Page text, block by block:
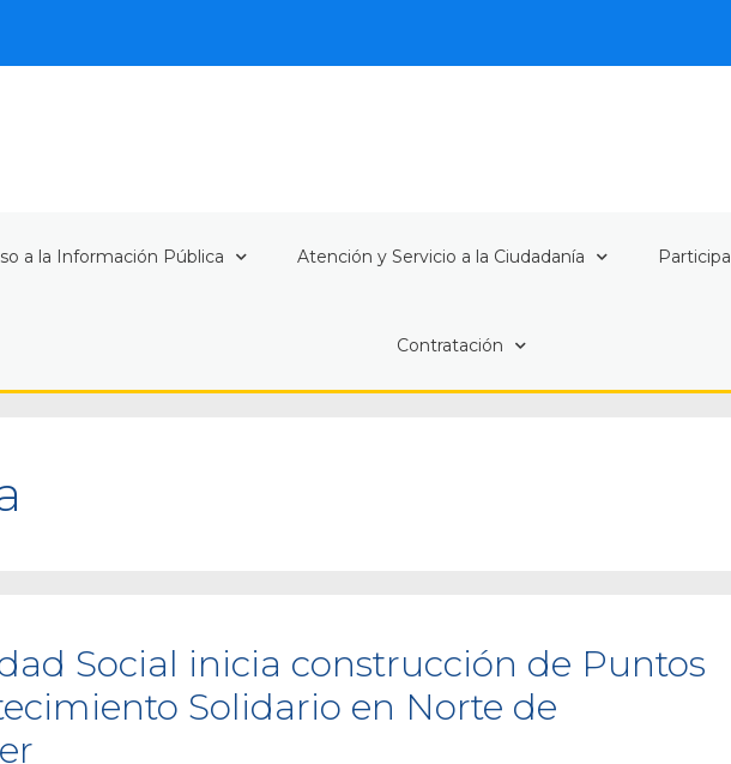
a la Información Pública Atención y Servicio a la Ciudadanía Participa
Contratación
Social inicia construcción de Puntos
Solidario en Norte de